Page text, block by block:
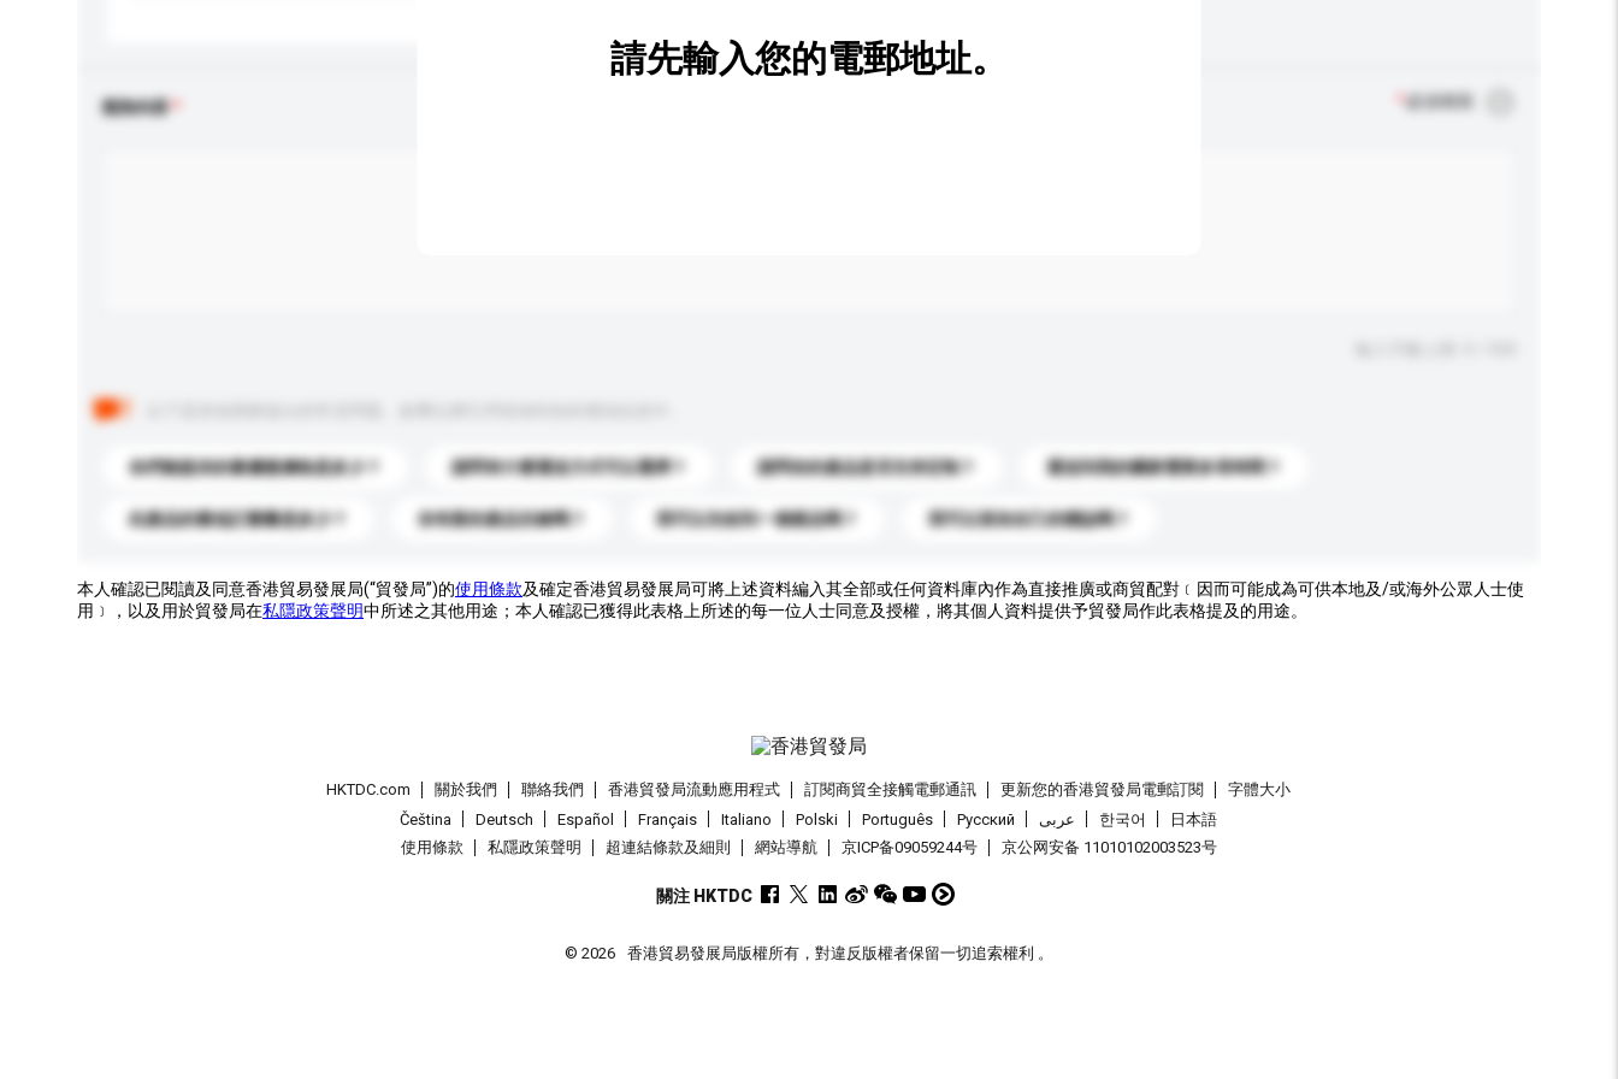
查詢內容
你們能提供的最優惠價格是多少？ 請問有什麼運送方式可以選擇？ 請問你的產品是否支持定制？ 運送到我的國家需要多長時間？
此產品的最低訂購量是多少？ 你有新的產品目錄嗎？ 我可以先收到一個樣品嗎？ 我可以添加自己的標誌嗎？
請先輸入您的電郵地址。
本人確認已閱讀及同意香港貿易發展局(“貿發局”)的使用條款及確定香港貿易發展局可將上述資料編入其全部或任何資料庫內作為直接推廣或商貿配對﹝因而可能成為可供本地及/或海外公眾人士使
用﹞，以及用於貿發局在私隱政策聲明中所述之其他用途；本人確認已獲得此表格上所述的每一位人士同意及授權，將其個人資料提供予貿發局作此表格提及的用途。
HKTDC.com 關於我們 聯絡我們 香港貿發局流動應用程式 訂閱商貿全接觸電郵通訊 更新您的香港貿發局電郵訂閱
字體大小
Čeština
Deutsch Español Français Italiano Polski Português Pусский عربى 한국어
日本語
使用條款
私隱政策聲明 超連結條款及細則 網站導航 京ICP备09059244号 京公网安备 11010102003523号
關注 HKTDC
© 2026 香港貿易發展局版權所有，對違反版權者保留一切追索權利 。